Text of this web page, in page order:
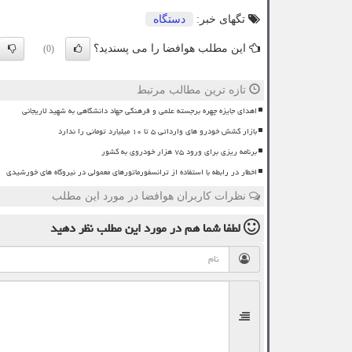
تگهای خبر: دستگاه
این مطلب هوافضا را می پسندید؟ (0)
تازه ترین مطالب مرتبط
اهدای جایزه چهره برجسته علمی و فرهنگی جهاد دانشگاهی به شهید لاریجانی
بازار کشش خودرو های وارداتی ۵ تا ۱۰ میلیارد تومانی را ندارد
برنامه ریزی برای ورود ۷۵ هزار خودروی به کشور
اخطار در رابطه با استفاده از ترانسفورماتورهای معمولی در نیروگاه های خورشیدی
نظرات کاربران هوافضا در مورد این مطلب
لطفا شما همدر مورد این مطلبنظر دهید